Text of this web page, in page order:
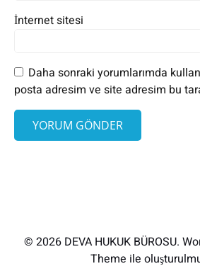
İnternet sitesi
Daha sonraki yorumlarımda
posta adresim ve site adresim bu
© 2026 DEVA HUKUK BÜROSU.
Theme ile